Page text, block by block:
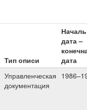
Тип описи
дата –
дата
Управленческая
документация